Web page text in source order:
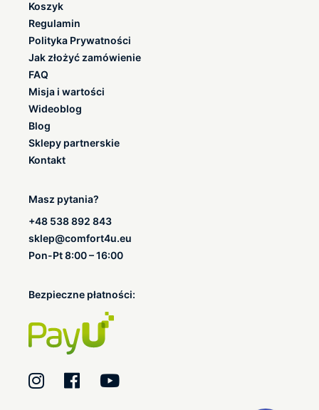
Koszyk
Regulamin
Polityka Prywatności
Jak złożyć zamówienie
FAQ
Misja i wartości
Wideoblog
Blog
Sklepy partnerskie
Kontakt
Masz pytania?
+48 538 892 843
sklep@comfort4u.eu
Pon-Pt 8:00 – 16:00
Bezpieczne płatności: